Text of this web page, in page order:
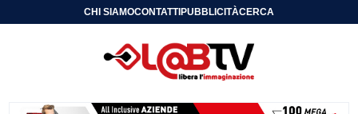
CHI SIAMOCONTATTIPUBBLICITÀCERCA